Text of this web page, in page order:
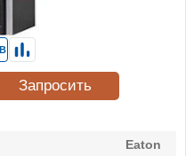
Eaton
Запросить